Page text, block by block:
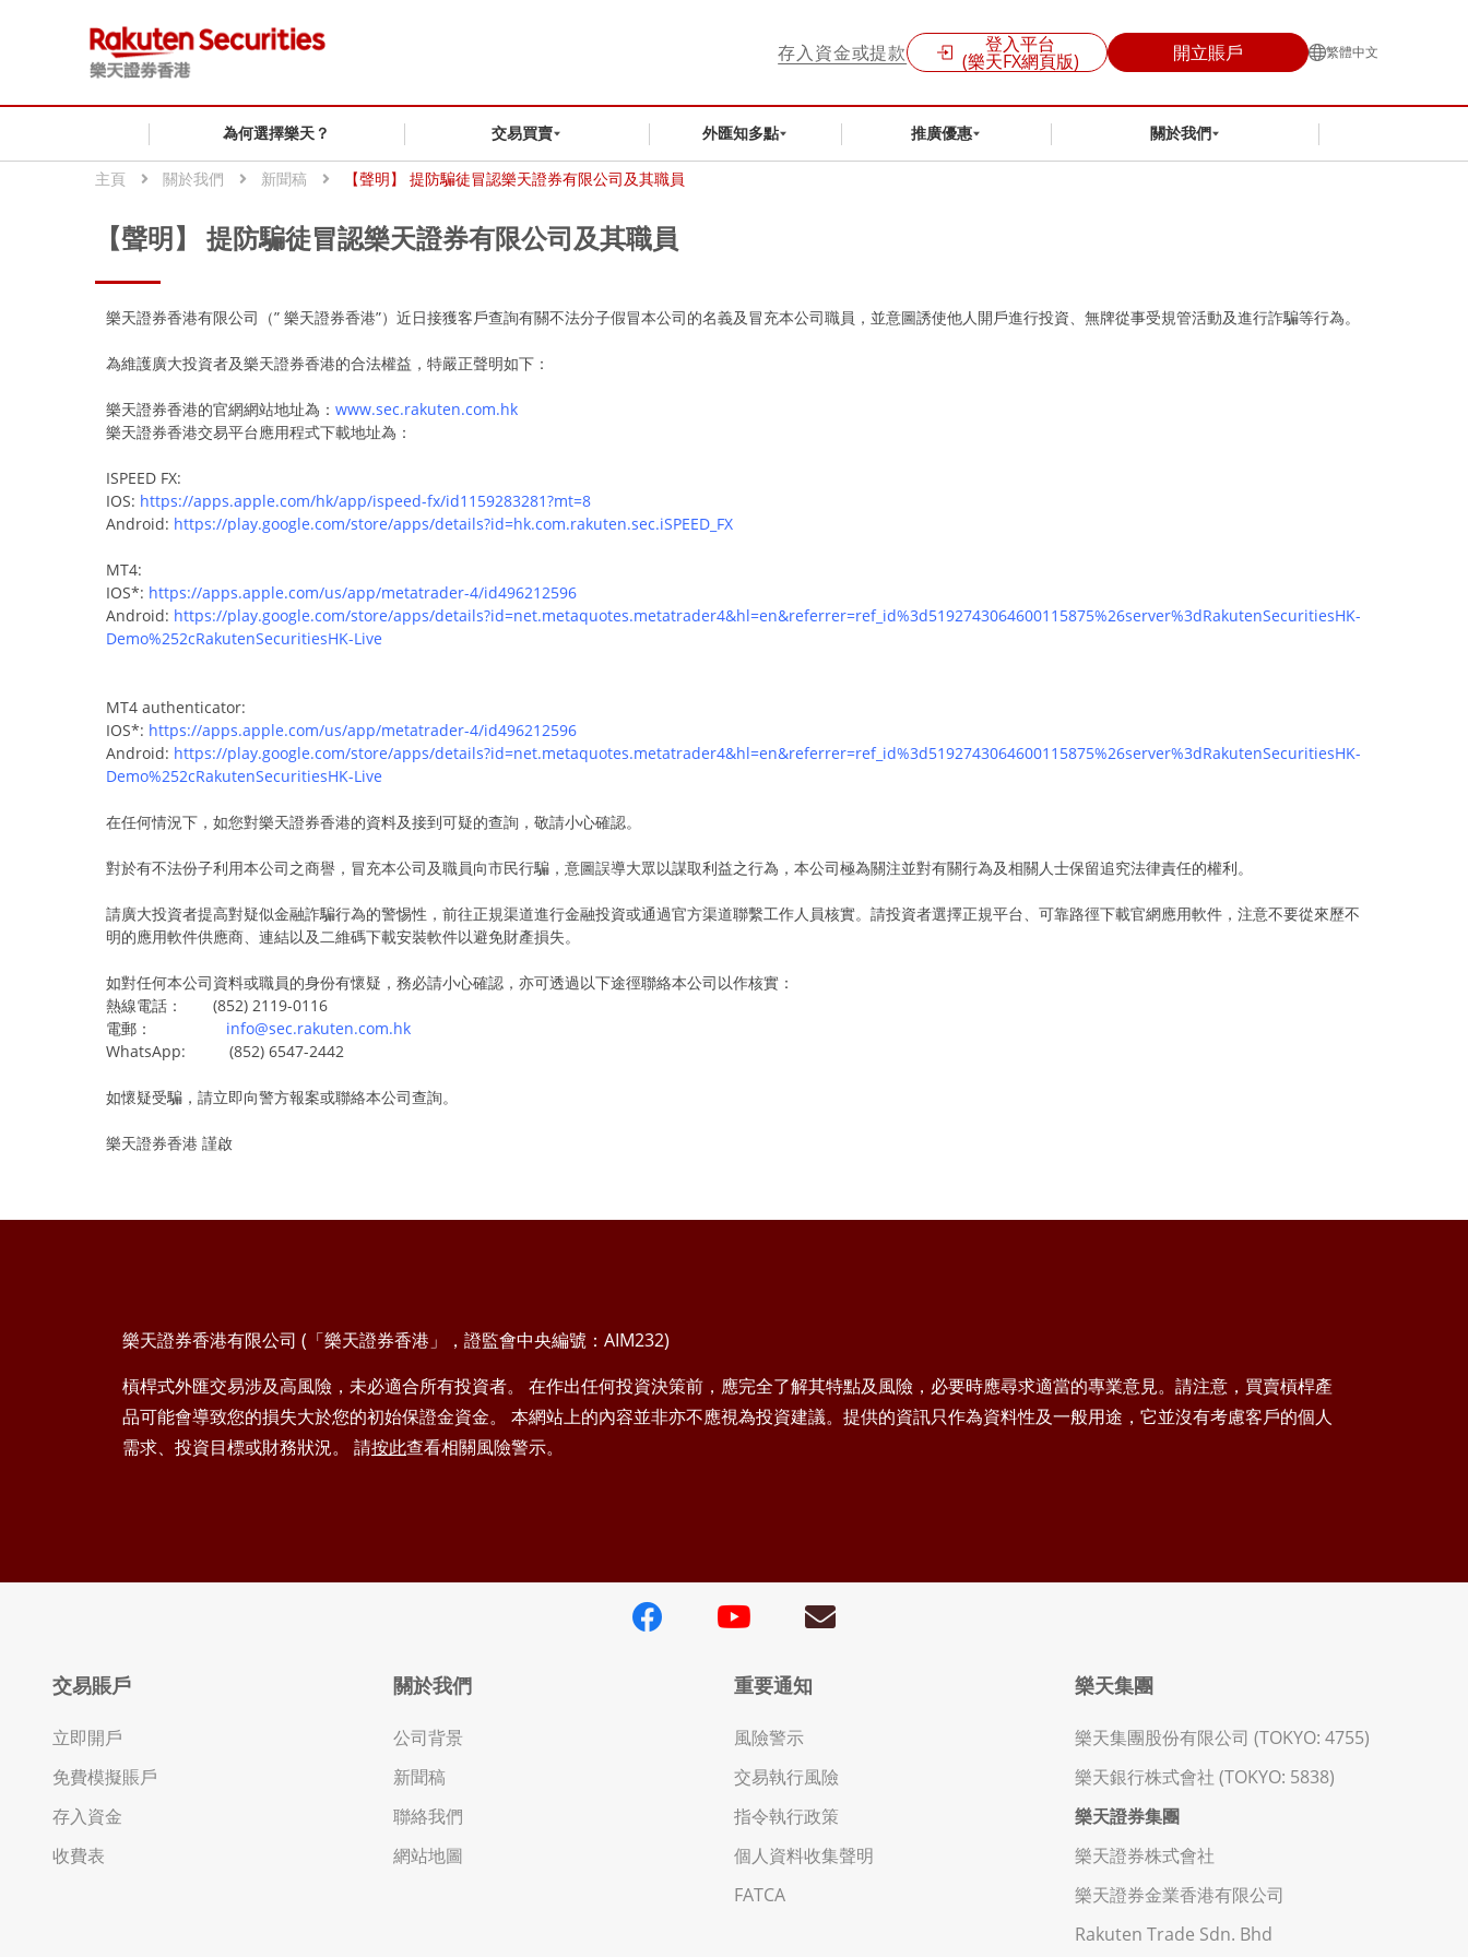
存入資金或提款 登入平台
(樂天FX網頁版) 開立賬戶 繁體中文
為何選擇樂天？ 交易買賣 外匯知多點 推廣優惠 關於我們
主頁 關於我們 新聞稿 【聲明】 提防騙徒冒認樂天證券有限公司及其職員
【聲明】 提防騙徒冒認樂天證券有限公司及其職員
樂天證券香港有限公司（” 樂天證券香港”）近日接獲客戶查詢有關不法分子假冒本公司的名義及冒充本公司職員，並意圖誘使他人開戶進行投資、無牌從事受規管活動及進行詐騙等行為。
為維護廣大投資者及樂天證券香港的合法權益，特嚴正聲明如下：
樂天證券香港的官網網站地址為： www.sec.rakuten.com.hk
樂天證券香港交易平台應用程式下載地址為：
ISPEED FX:
IOS: https://apps.apple.com/hk/app/ispeed-fx/id1159283281?mt=8
Android: https://play.google.com/store/apps/details?id=hk.com.rakuten.sec.iSPEED_FX
MT4:
IOS*: https://apps.apple.com/us/app/metatrader-4/id496212596
Android: https://play.google.com/store/apps/details?id=net.metaquotes.metatrader4&hl=en&referrer=ref_id%3d5192743064600115875%26server%3dRakutenSecuritiesHK-
Demo%252cRakutenSecuritiesHK-Live
MT4 authenticator:
IOS*: https://apps.apple.com/us/app/metatrader-4/id496212596
Android: https://play.google.com/store/apps/details?id=net.metaquotes.metatrader4&hl=en&referrer=ref_id%3d5192743064600115875%26server%3dRakutenSecuritiesHK-
Demo%252cRakutenSecuritiesHK-Live
在任何情況下，如您對樂天證券香港的資料及接到可疑的查詢，敬請小心確認。
對於有不法份子利用本公司之商譽，冒充本公司及職員向市民行騙，意圖誤導大眾以謀取利益之行為，本公司極為關注並對有關行為及相關人士保留追究法律責任的權利。
請廣大投資者提高對疑似金融詐騙行為的警惕性，前往正規渠道進行金融投資或通過官方渠道聯繫工作人員核實。請投資者選擇正規平台、可靠路徑下載官網應用軟件，注意不要從來歷不
明的應用軟件供應商、連結以及二維碼下載安裝軟件以避免財產損失。
如對任何本公司資料或職員的身份有懷疑，務必請小心確認，亦可透過以下途徑聯絡本公司以作核實：
熱線電話： (852) 2119-0116
電郵： info@sec.rakuten.com.hk
WhatsApp: (852) 6547-2442
如懷疑受騙，請立即向警方報案或聯絡本公司查詢。
樂天證券香港 謹啟
樂天證券香港有限公司 (「樂天證券香港」，證監會中央編號：AIM232)
槓桿式外匯交易涉及高風險，未必適合所有投資者。 在作出任何投資決策前，應完全了解其特點及風險，必要時應尋求適當的專業意見。請注意，買賣槓桿產
品可能會導致您的損失大於您的初始保證金資金。 本網站上的內容並非亦不應視為投資建議。提供的資訊只作為資料性及一般用途，它並沒有考慮客戶的個人
需求、投資目標或財務狀況。 請按此查看相關風險警示。
交易賬戶
立即開戶
免費模擬賬戶
存入資金
收費表
關於我們
公司背景
新聞稿
聯絡我們
網站地圖
重要通知
風險警示
交易執行風險
指令執行政策
個人資料收集聲明
FATCA
樂天集團
樂天集團股份有限公司 (TOKYO: 4755)
樂天銀行株式會社 (TOKYO: 5838)
樂天證券集團
樂天證券株式會社
樂天證券金業香港有限公司
Rakuten Trade Sdn. Bhd